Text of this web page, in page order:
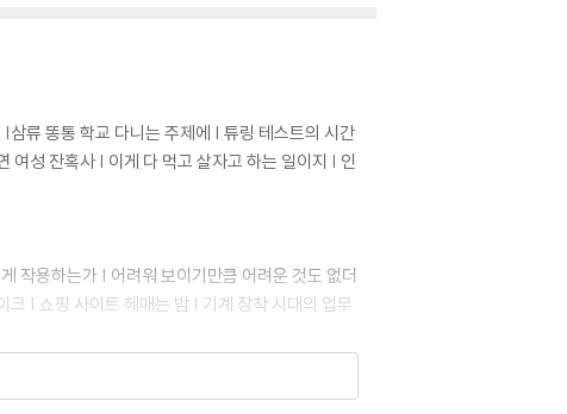
류 똥통 학교 다니는 주제에 | 튜링 테스트의 시간
여성 잔혹사 | 이게 다 먹고 살자고 하는 일이지 | 인
작용하는가 | 어려워 보이기만큼 어려운 것도 없더
| 쇼핑 사이트 헤매는 밤 | 기계 장착 시대의 업무